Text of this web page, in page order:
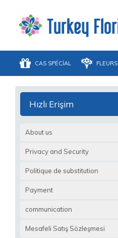
CAS SPÉCIAL FLEURS
Hızlı Erişim
About us
Privacy and Security
Politique de substitution
Payment
communication
Mesafeli Satış Sözleşmesi